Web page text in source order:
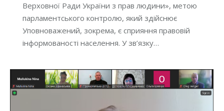
Верховної Ради України з прав людини», метою
парламентського контролю, який здійснює
Уповноважений, зокрема, є сприяння правовій
інформованості населення. У зв’язку…